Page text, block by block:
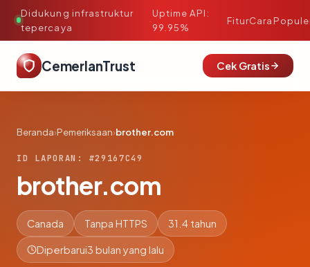
Didukung infrastruktur
tepercaya
·
Uptime API:
99.95%
FiturCara
CemerlanTrust Cek Gratis
Beranda›Pemeriksaan›brother.com
ID LAPORAN: #29167C49
brother.com
Canada Tanpa HTTPS 31.4 tahun
Diperbarui3 bulan yang lalu